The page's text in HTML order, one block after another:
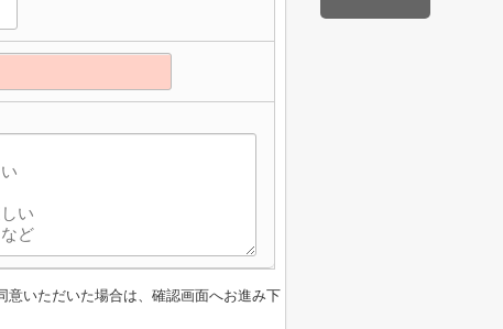
意いただいた場合は、確認画面へお進み下